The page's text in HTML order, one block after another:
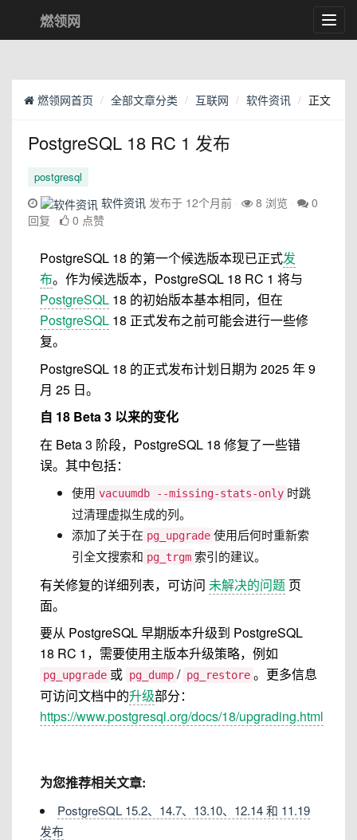
燃领网
燃领网首页 全部文章分类 互联网 软件资讯 正文
PostgreSQL 18 RC 1 发布
postgresql
软件资讯 发布于 12个月前 8 浏览
0
回复
0 点赞
PostgreSQL 18 的第一个候选版本现已正式发
布。作为候选版本，PostgreSQL 18 RC 1 将与
PostgreSQL 18 的初始版本基本相同，但在
PostgreSQL 18 正式发布之前可能会进行一些修
复。
PostgreSQL 18 的正式发布计划日期为 2025 年 9
月 25 日。
自 18 Beta 3 以来的变化
在 Beta 3 阶段，PostgreSQL 18 修复了一些错
误。其中包括：
使用 vacuumdb --missing-stats-only 时跳
过清理虚拟生成的列。
添加了关于在 pg_upgrade 使用后何时重新索
引全文搜索和 pg_trgm 索引的建议。
有关修复的详细列表，可访问 未解决的问题 页
面。
要从 PostgreSQL 早期版本升级到 PostgreSQL
18 RC 1，需要使用主版本升级策略，例如
pg_upgrade 或 pg_dump / pg_restore 。更多信息
可访问文档中的升级部分：
https://www.postgresql.org/docs/18/upgrading.html
为您推荐相关文章:
PostgreSQL 15.2、14.7、13.10、12.14 和 11.19
发布